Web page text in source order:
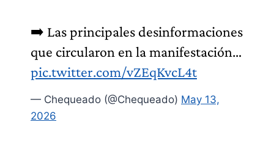
➡️ Las principales desinformaciones
que circularon en la manifestación…
pic.twitter.com/vZEqKvcL4t
— Chequeado (@Chequeado) May 13,
2026